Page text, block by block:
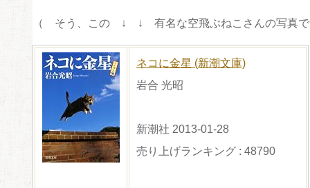
（ そう、この ↓ ↓ 有名な空飛ぶねこさんの写真
ネコに金星 (新潮文庫)
岩合 光昭
新潮社 2013-01-28
売り上げランキング : 48790